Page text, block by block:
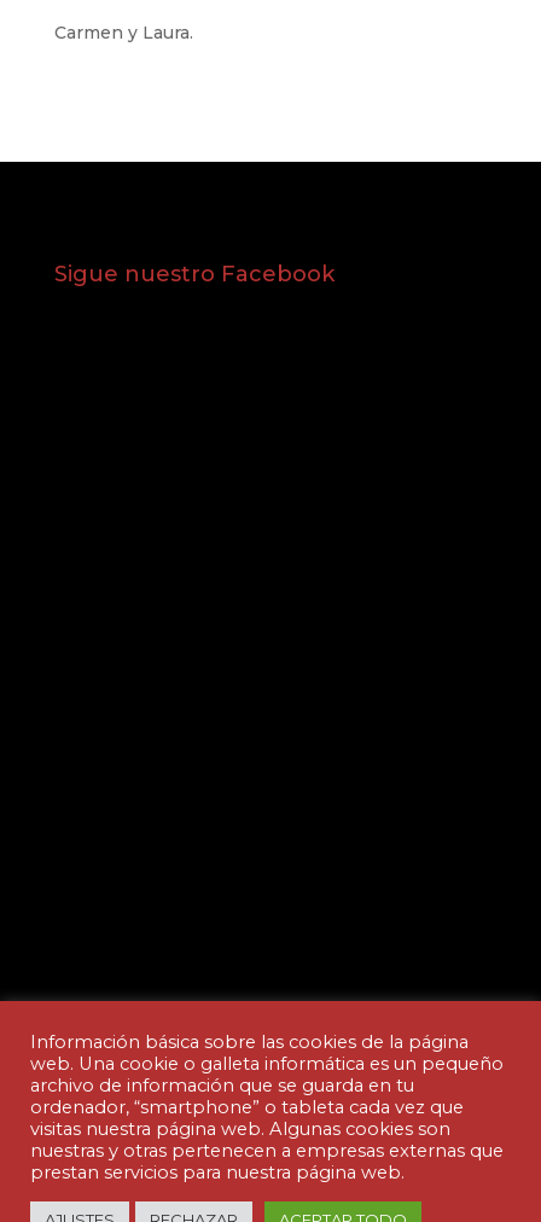
Carmen y Laura.
Sigue nuestro Facebook
Aviso legal y Política de privacidad
© Copyright - ACADEMIA CEDES | made by
Información básica sobre las cookies de la página
web. Una cookie o galleta informática es un pequeño
archivo de información que se guarda en tu
ordenador, “smartphone” o tableta cada vez que
visitas nuestra página web. Algunas cookies son
nuestras y otras pertenecen a empresas externas que
prestan servicios para nuestra página web.